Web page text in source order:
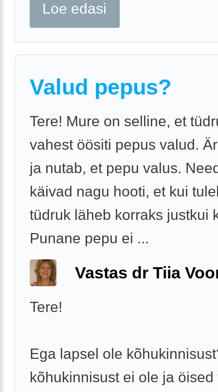
Loe edasi
Valud pepus?
Tere! Mure on selline, et
vahest öösiti pepus valud.
ja nutab, et pepu valus.
käivad nagu hooti, et kui
tüdruk läheb korraks justkui
Punane pepu ei ...
Vastas dr Tiia
Tere!
Ega lapsel ole
kõhukinnisust ei ole ja öised